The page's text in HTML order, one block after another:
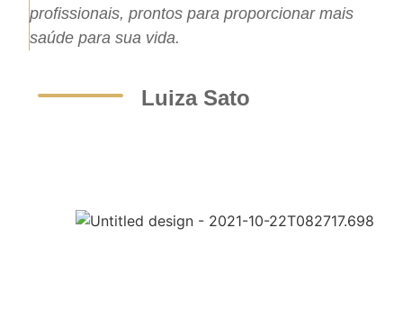
profissionais, prontos para proporcionar mais
saúde para sua vida.
Luiza Sato